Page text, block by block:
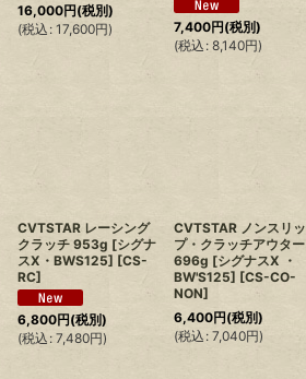
16,000円(税別)
(税込 : 17,600円) 7,400円(税別)
(税込 : 8,140円)
CVTSTAR レーシング
クラッチ 953g [シグナ
スX・BWS125] [CS-
RC]
6,800円(税別)
(税込 : 7,480円)
CVTSTAR ノンスリッ
プ・クラッチアウター
696g [シグナスX ・
BW'S125] [CS-CO-
NON]
6,400円(税別)
(税込 : 7,040円)